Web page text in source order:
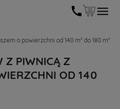
o powierzchni od 140 m² do 180 m²
Z PIWNICĄ Z
OD 140